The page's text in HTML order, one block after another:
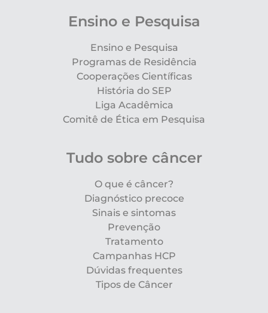
Ensino e Pesquisa
Ensino e Pesquisa
Programas de Residência
Cooperações Científicas
História do SEP
Liga Acadêmica
Comitê de Ética em Pesquisa
Tudo sobre câncer
O que é câncer?
Diagnóstico precoce
Sinais e sintomas
Prevenção
Tratamento
Campanhas HCP
Dúvidas frequentes
Tipos de Câncer